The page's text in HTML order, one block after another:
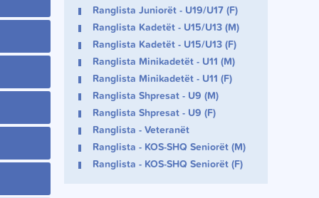
Ranglista Juniorët - U19/U17 (F)
Ranglista Kadetët - U15/U13 (M)
Ranglista Kadetët - U15/U13 (F)
Ranglista Minikadetët - U11 (M)
Ranglista Minikadetët - U11 (F)
Ranglista Shpresat - U9 (M)
Ranglista Shpresat - U9 (F)
Ranglista - Veteranët
Ranglista - KOS-SHQ Seniorët (M)
Ranglista - KOS-SHQ Seniorët (F)